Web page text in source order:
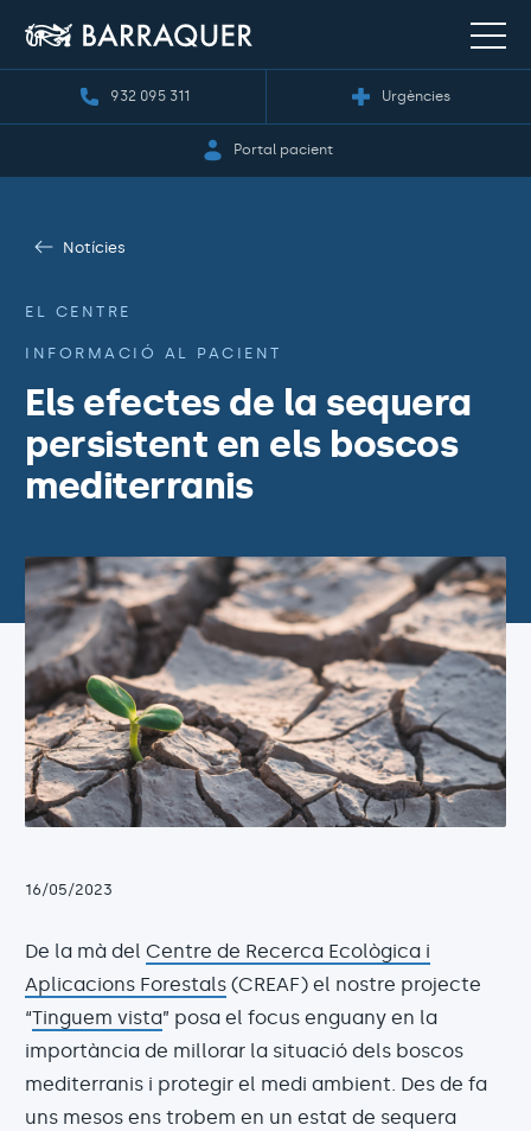
932 095 311 Urgències
Portal pacient
Notícies
EL CENTRE
INFORMACIÓ AL PACIENT
Els efectes de la sequera
persistent en els boscos
mediterranis
16/05/2023
De la mà del Centre de Recerca Ecològica i
Aplicacions Forestals (CREAF) el nostre projecte
“Tinguem vista” posa el focus enguany en la
importància de millorar la situació dels boscos
mediterranis i protegir el medi ambient. Des de fa
uns mesos ens trobem en un estat de sequera